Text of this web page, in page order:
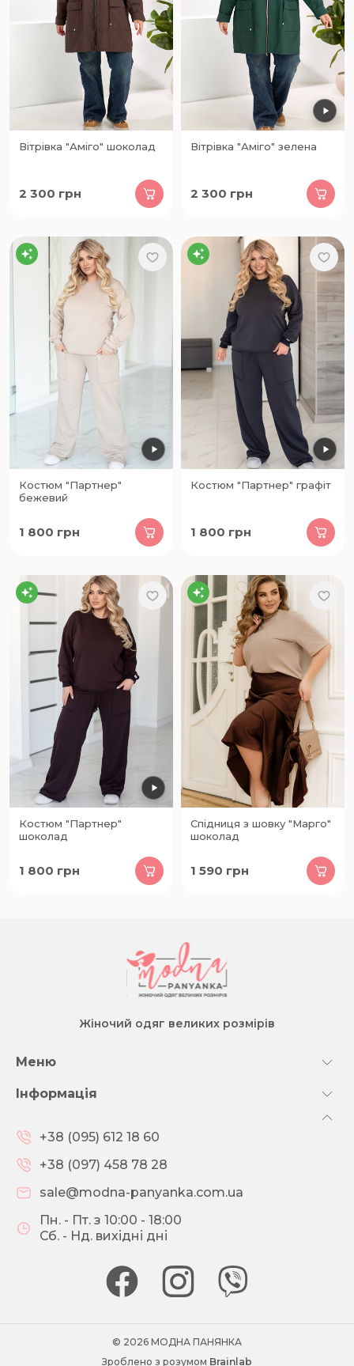
Вітрівка "Аміго" шоколад
2 300 грн
Вітрівка "Аміго" зелена
2 300 грн
Костюм "Партнер"
бежевий
1 800 грн
Костюм "Партнер" графіт
1 800 грн
Костюм "Партнер"
шоколад
1 800 грн
Спідниця з шовку "Марго"
шоколад
1 590 грн
Жіночий одяг великих розмірів
Меню
Інформація
+38 (095) 612 18 60
+38 (097) 458 78 28
sale@modna-panyanka.com.ua
Пн. - Пт. з 10:00 - 18:00
Сб. - Нд. вихідні дні
© 2026 МОДНА ПАНЯНКА
Зроблено з розумом Brainlab